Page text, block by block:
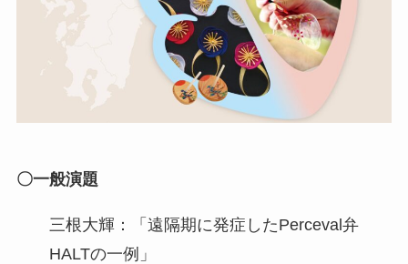
〇一般演題
三根大輝：「遠隔期に発症したPerceval弁
HALTの一例」